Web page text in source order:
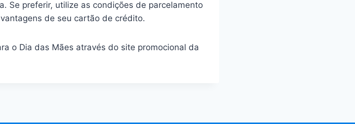
Se preferir, utilize as condições de parcelamento
de seu cartão de crédito.
o Dia das Mães através do site promocional da